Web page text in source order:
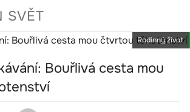
SVĚT
Rodinný život
Bouřlivá cesta mou